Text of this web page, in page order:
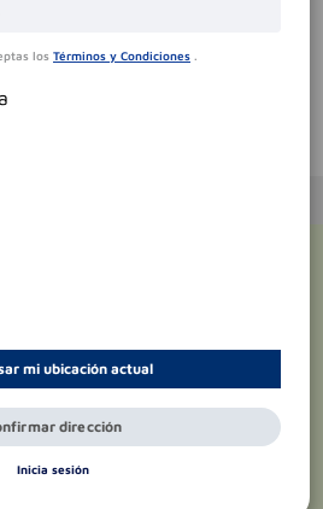
los Términos y Condiciones .
mi ubicación actual
dirección
Inicia sesión